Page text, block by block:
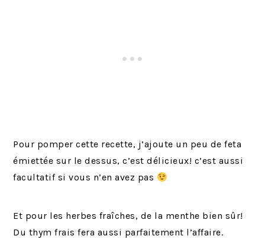
Pour pomper cette recette, j’ajoute un peu de feta
émiettée sur le dessus, c’est délicieux! c’est aussi
facultatif si vous n’en avez pas
Et pour les herbes fraîches, de la menthe bien sûr!
Du thym frais fera aussi parfaitement l’affaire.